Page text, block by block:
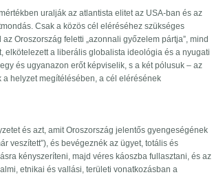
uralják az atlantista elitet az USA-ban és az
Csak a közös cél eléréséhez szükséges
Oroszország feletti „azonnali győzelem pártja”, mind
elkötelezett a liberális globalista ideológia és a nyugati
és ugyanazon erőt képviselik, s a két pólusuk – az
a helyzet megítélésében, a cél elérésének
és azt, amit Oroszország jelentős gyengeségének
veszített”), és bevégeznék az ügyet, totális és
kényszeríteni, majd véres káoszba fullasztani, és az
etnikai és vallási, területi vonatkozásban a